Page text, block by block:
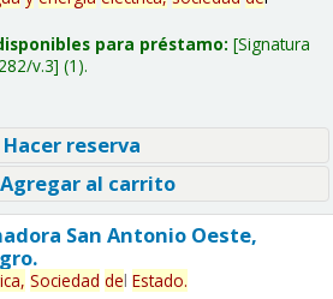
para préstamo: Signatura
v.3 (1).
reserva
al carrito
San Antonio Oeste,
Sociedad del Estado.